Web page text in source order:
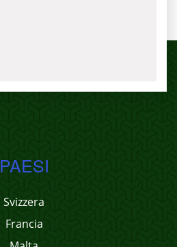
PAESI
Svizzera
Francia